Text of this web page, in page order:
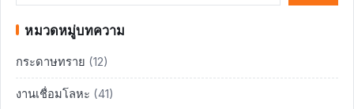
หมวดหมู่บทความ
กระดาษทราย (12)
งานเชื่อมโลหะ (41)